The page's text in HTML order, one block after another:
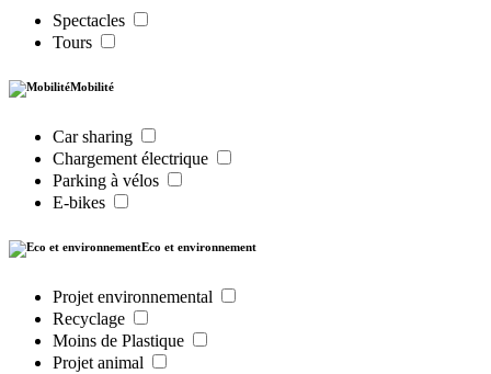
Spectacles
Tours
Mobilité
Car sharing
Chargement électrique
Parking à vélos
E-bikes
Eco et environnement
Projet environnemental
Recyclage
Moins de Plastique
Projet animal